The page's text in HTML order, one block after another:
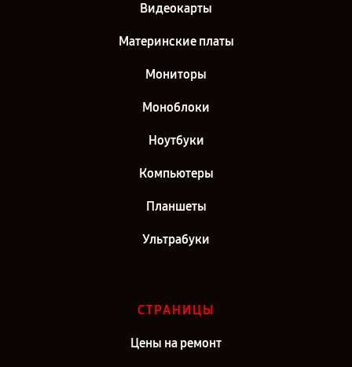
Видеокарты
Материнские платы
Мониторы
Моноблоки
Ноутбуки
Компьютеры
Планшеты
Ультрабуки
СТРАНИЦЫ
Цены на ремонт